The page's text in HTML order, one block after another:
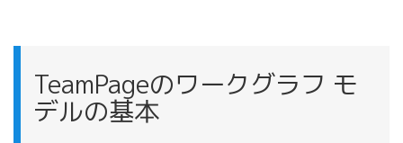
TeamPageのワークグラフ モ
デルの基本